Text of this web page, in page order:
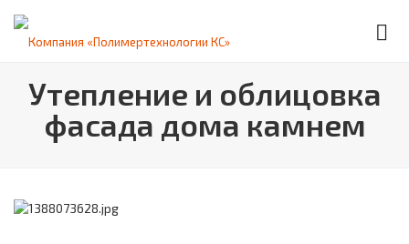
Утепление и облицовка
фасада дома камнем